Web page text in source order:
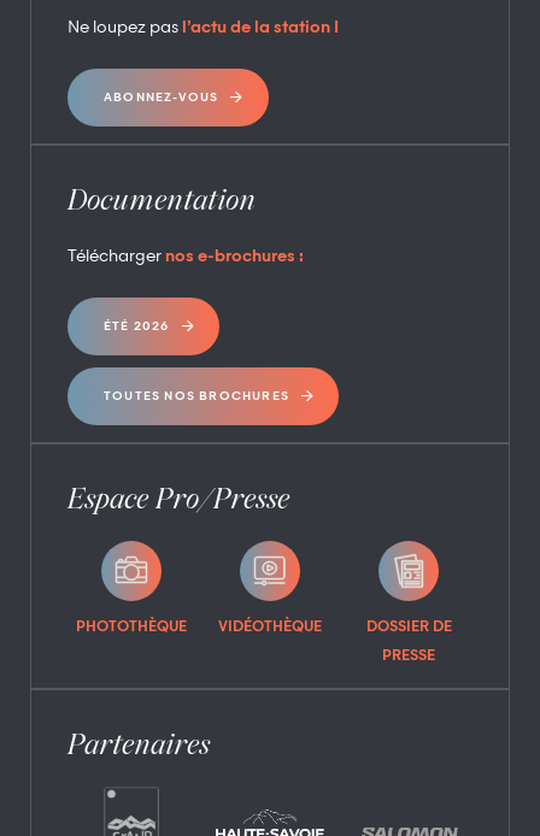
Ne loupez pas l’actu de la station !
ABONNEZ-VOUS
Documentation
Télécharger nos e-brochures :
ÉTÉ 2026
TOUTES NOS BROCHURES
Espace Pro/Presse
PHOTOTHÈQUE VIDÉOTHÈQUE
DOSSIER DE
PRESSE
Partenaires